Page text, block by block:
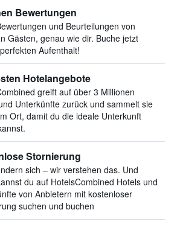
Bewertungen
und Beurteilungen von
Gästen, genau wie dir. Buche jetzt
Aufenthalt!
Hotelangebote
greift auf über 3 Millionen
Unterkünfte zurück und sammelt sie
Ort, damit du die ideale Unterkunft
Stornierung
sich – wir verstehen das. Und
du auf HotelsCombined Hotels und
von Anbietern mit kostenloser
suchen und buchen